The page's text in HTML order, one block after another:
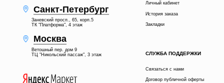
Санкт-Петербург
Заневский просп., 65, корп.5
ТК "Платформа", 4 этаж
Москва
Ветошный пер. дом 9
ТЦ "Никольский пассаж", 3 этаж
Личный кабинет
История заказа
Закладки
СЛУЖБА ПОДДЕРЖКИ
Связаться с нами
Договор публичной оферты